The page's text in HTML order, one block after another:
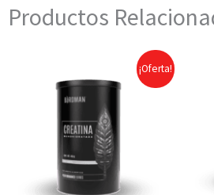
Productos
¡Oferta!